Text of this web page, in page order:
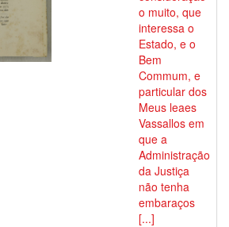
o muito, que
interessa o
Estado, e o
Bem
Commum, e
particular dos
Meus leaes
Vassallos em
que a
Administração
da Justiça
não tenha
embaraços
[...]